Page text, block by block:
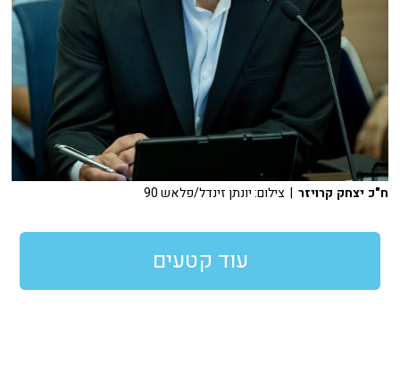
ח"כ יצחק קרויזר | צילום: יונתן זינדל/פלאש 90
עוד קטעים